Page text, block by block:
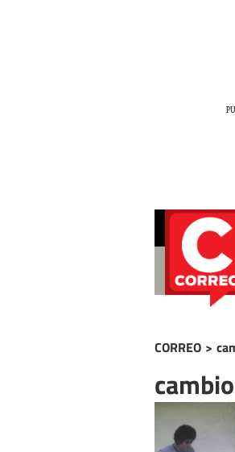
CORREO >